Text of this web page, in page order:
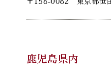
鹿児島県内